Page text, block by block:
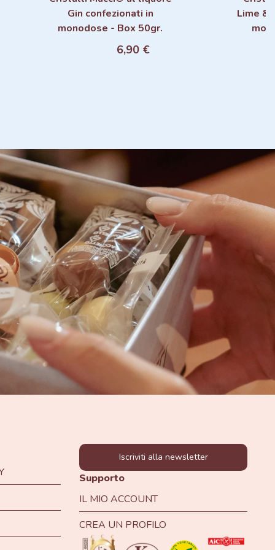
Aggiungi al carrello
Gin confezionati in
monodose - Box 50gr.
6,90 €
Lime &
Iscriviti alla newsletter
Supporto
IL MIO ACCOUNT
CREA UN PROFILO